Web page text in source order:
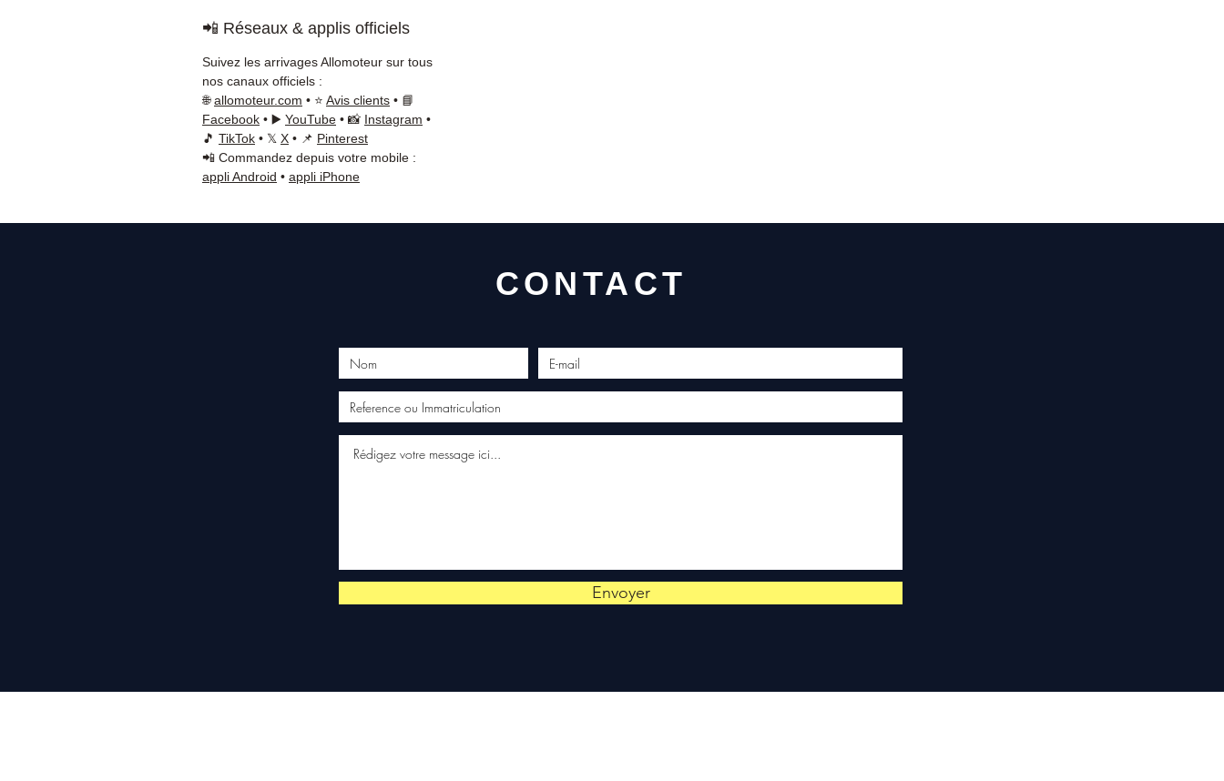
📲 Réseaux & applis officiels
Suivez les arrivages Allomoteur sur tous
nos canaux officiels :
🌐allomoteur.com • ⭐ Avis clients • 📘
Facebook • ▶️ YouTube • 📸 Instagram •
🎵 TikTok • 𝕏 X • 📌 Pinterest
📲 Commandez depuis votre mobile :
appli Android • appli iPhone
CONTACT
Envoyer